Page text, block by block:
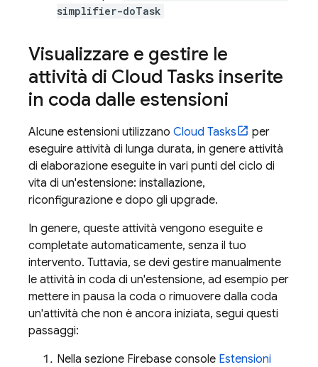
simplifier-doTask
Visualizzare e gestire le
attività di Cloud Tasks inserite
in coda dalle estensioni
Alcune estensioni utilizzano Cloud Tasks
per
eseguire attività di lunga durata, in genere attività
di elaborazione eseguite in vari punti del ciclo di
vita di un'estensione: installazione,
riconfigurazione e dopo gli upgrade.
In genere, queste attività vengono eseguite e
completate automaticamente, senza il tuo
intervento. Tuttavia, se devi gestire manualmente
le attività in coda di un'estensione, ad esempio per
mettere in pausa la coda o rimuovere dalla coda
un'attività che non è ancora iniziata, segui questi
passaggi:
Nella sezione Firebase console Estensioni